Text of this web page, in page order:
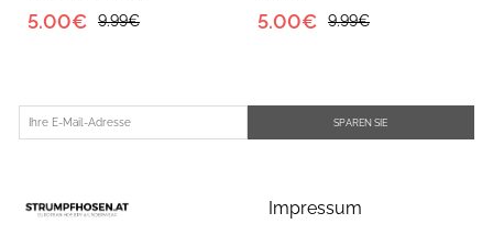
5.00€ 9.99€ 5.00€ 9.99€
SPAREN SIE
Impressum